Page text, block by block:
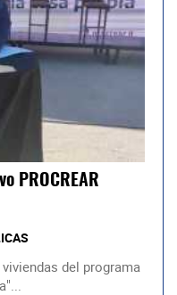
PROCREAR
del programa